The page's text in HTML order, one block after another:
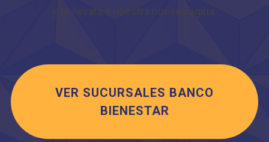
y te llevará a nuestra nueva página.
VER SUCURSALES BANCO
BIENESTAR